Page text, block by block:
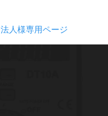
法人様専用ページ